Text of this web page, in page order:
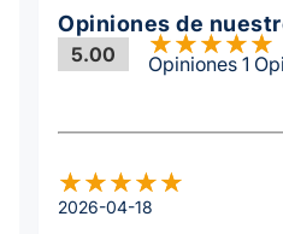
Opiniones de
5.00 Opiniones 1
2026-04-18